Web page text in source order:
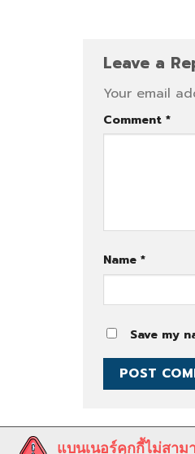
Leave a
Your email
Comment *
Name *
Save my
แบนเนอร์คุกกี้ไม่สาม